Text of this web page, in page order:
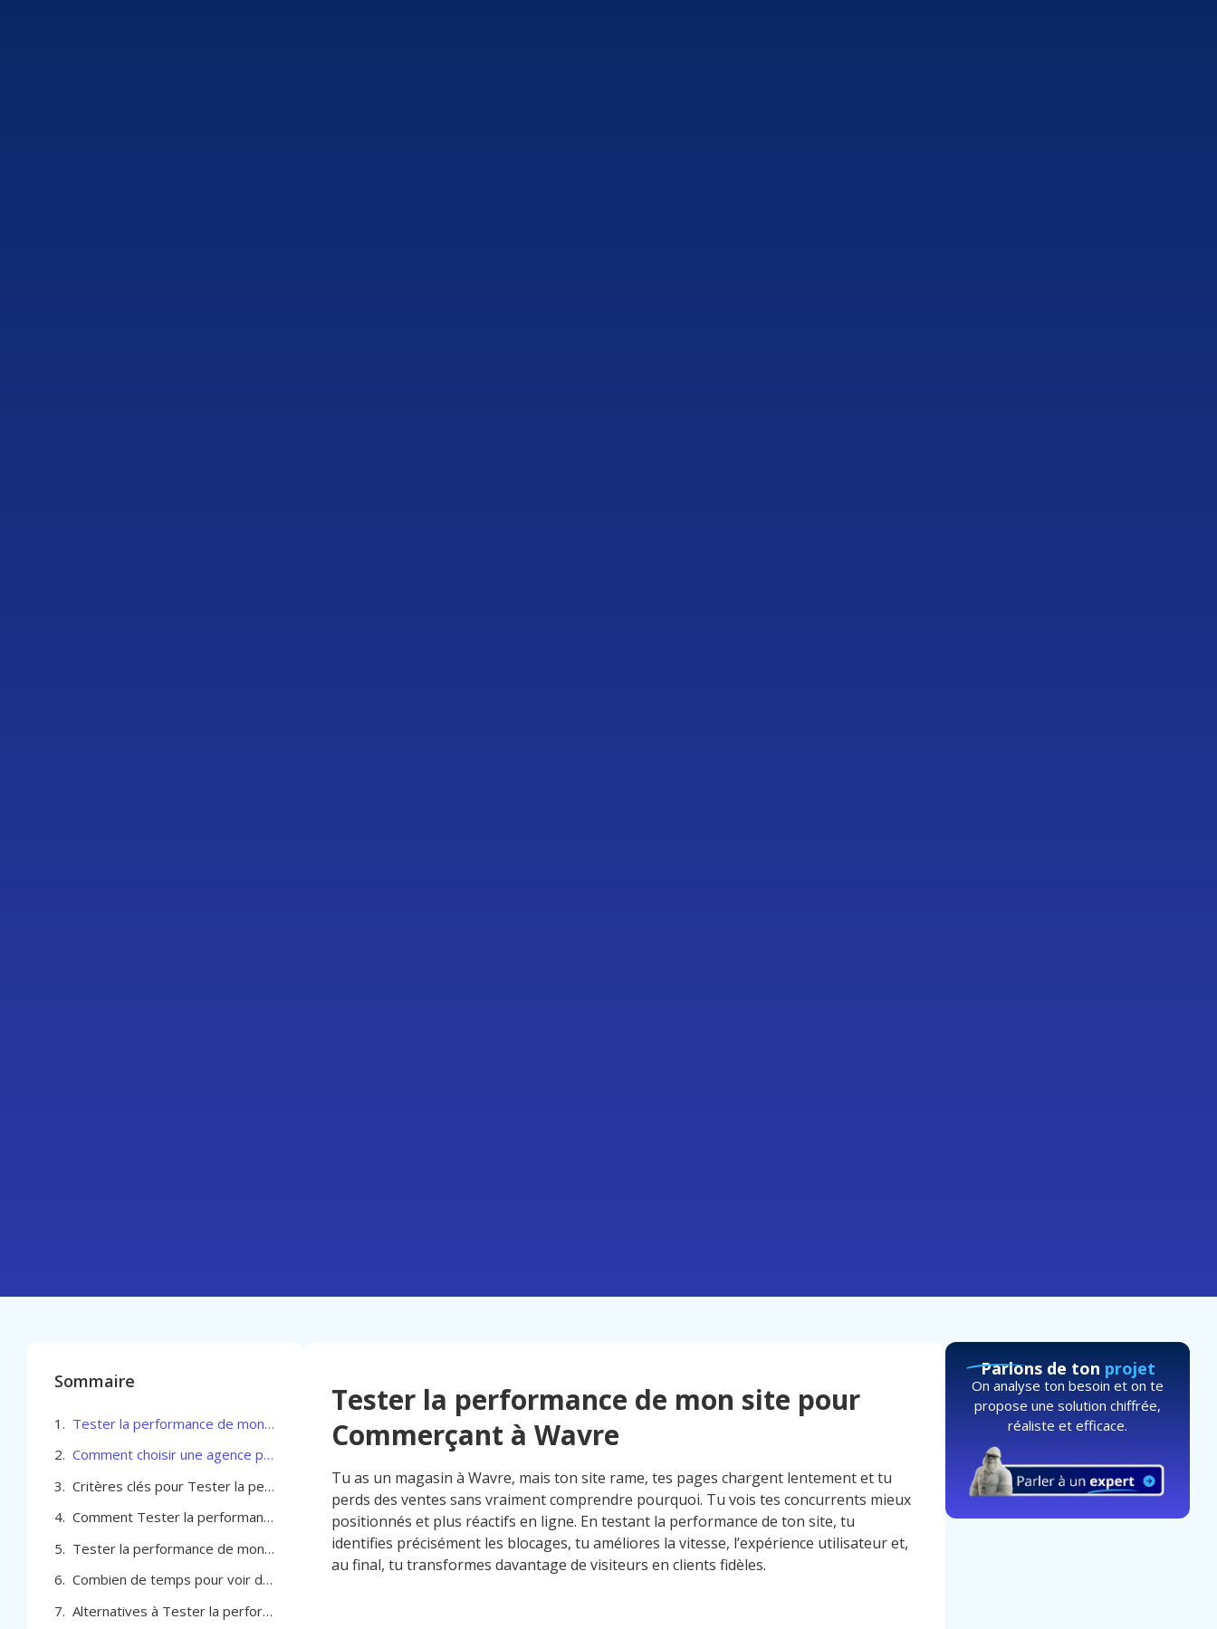
Sommaire
Tester la performance de mon site pour Commerçant à Wavre
Comment choisir une agence pour Tester la performance de mon site pour Commerçant à Wavre
Critères clés pour Tester la performance de mon site pour Commerçant à Wavre
Comment Tester la performance de mon site pour Commerçant à Wavre génère des résultats concrets
Tester la performance de mon site pour Commerçant à Wavre
Combien de temps pour voir des résultats avec le test de performance de ton site à Wavre
Alternatives à Tester la performance de mon site pour Commerçant à Wavre
Tester la performance de mon site pour
Commerçant à Wavre
Tu as un magasin à Wavre, mais ton site rame, tes pages chargent lentement et tu
perds des ventes sans vraiment comprendre pourquoi. Tu vois tes concurrents mieux
positionnés et plus réactifs en ligne. En testant la performance de ton site, tu
identifies précisément les blocages, tu améliores la vitesse, l’expérience utilisateur et,
au final, tu transformes davantage de visiteurs en clients fidèles.
Parlons de ton projet
On analyse ton besoin et on te
propose une solution chiffrée,
réaliste et efficace.